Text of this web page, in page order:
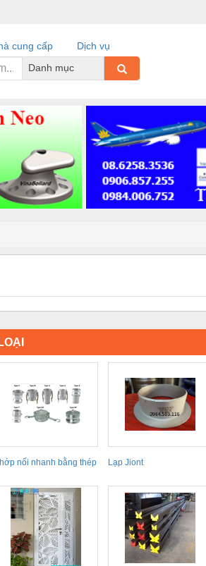
cung cấp
Dịch vụ
Danh mục
nối nhanh bằng thép
Lạp Jiont